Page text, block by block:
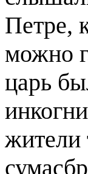
Петре,
можно
царь
жители